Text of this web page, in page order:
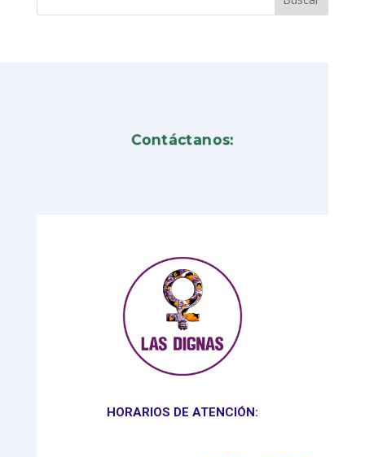
Contáctanos:
HORARIOS DE ATENCIÓN: